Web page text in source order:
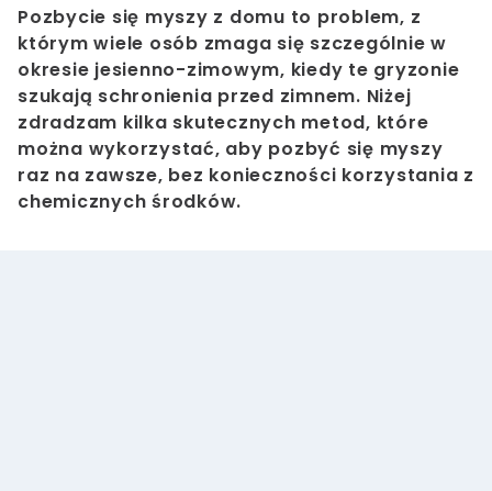
Pozbycie się myszy z domu to problem, z
którym wiele osób zmaga się szczególnie w
okresie jesienno-zimowym, kiedy te gryzonie
szukają schronienia przed zimnem. Niżej
zdradzam kilka skutecznych metod, które
można wykorzystać, aby pozbyć się myszy
raz na zawsze, bez konieczności korzystania z
chemicznych środków.